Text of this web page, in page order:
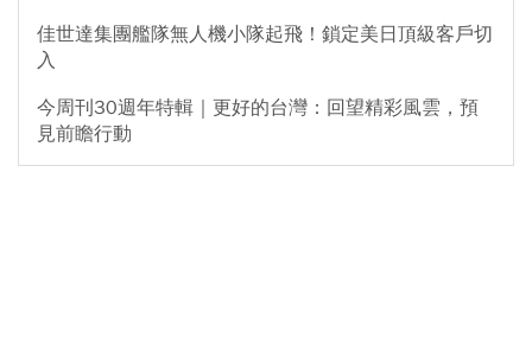
佳世達集團艦隊無人機小隊起飛！鎖定美日頂級客戶切
入
今周刊30週年特輯｜更好的台灣：回望精彩風雲，預
見前瞻行動